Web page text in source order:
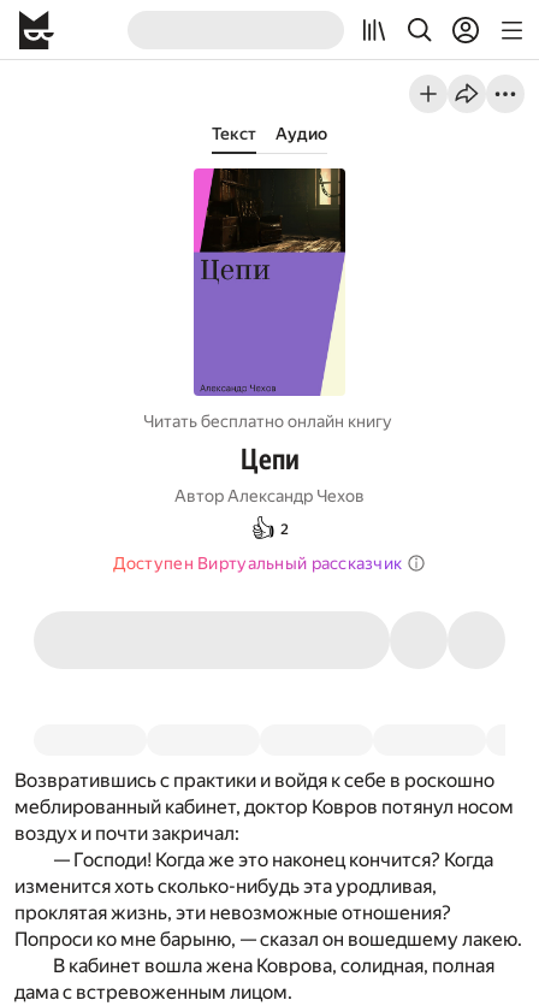
Текст Аудио
Читать бесплатно онлайн книгу
Цепи
АвторАлександр Чехов
👍 2
Доступен Виртуальный рассказчик
Возвратившись с практики и войдя к себе в роскошно
меблированный кабинет, доктор Ковров потянул носом
воздух и почти закричал:
— Господи! Когда же это наконец кончится? Когда
изменится хоть сколько-нибудь эта уродливая,
проклятая жизнь, эти невозможные отношения?
Попроси ко мне барыню, — сказал он вошедшему лакею.
В кабинет вошла жена Коврова, солидная, полная
дама с встревоженным лицом.